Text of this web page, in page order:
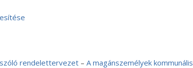
rendelettervezet – A magánszemélyek kommunális